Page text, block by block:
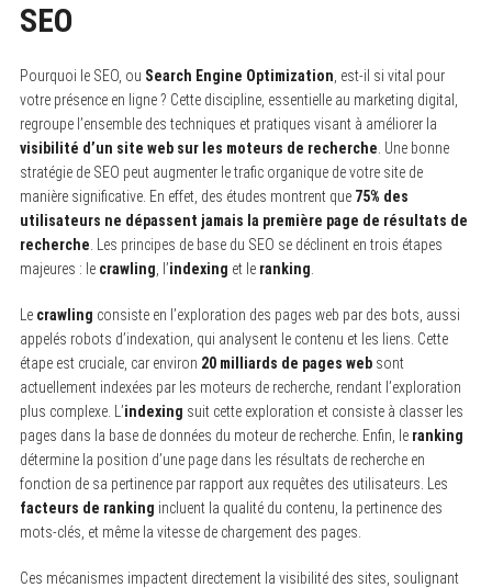
SEO
Pourquoi le SEO, ou Search Engine Optimization , est-il si vital pour
votre présence en ligne ? Cette discipline, essentielle au marketing digital,
regroupe l’ensemble des techniques et pratiques visant à améliorer la
visibilité d’un site web sur les moteurs de recherche . Une bonne
stratégie de SEO peut augmenter le trafic organique de votre site de
manière significative. En effet, des études montrent que 75% des
utilisateurs ne dépassent jamais la première page de résultats de
recherche . Les principes de base du SEO se déclinent en trois étapes
majeures : le crawling , l’indexing et le ranking
Le crawling consiste en l’exploration des pages web par des bots, aussi
appelés robots d’indexation, qui analysent le contenu et les liens. Cette
étape est cruciale, car environ 20 milliards de pages websont
actuellement indexées par les moteurs de recherche, rendant l’exploration
plus complexe. L’indexing suit cette exploration et consiste à classer les
pages dans la base de données du moteur de recherche. Enfin, le ranking
détermine la position d’une page dans les résultats de recherche en
fonction de sa pertinence par rapport aux requêtes des utilisateurs. Les
facteurs de ranking incluent la qualité du contenu, la pertinence des
mots-clés, et même la vitesse de chargement des pages.
Ces mécanismes impactent directement la visibilité des sites, soulignant